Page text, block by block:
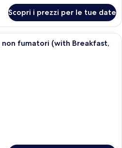
Scopri i prezzi per le tue date
Camera d'albergo con due letti, un
fumatori (with Breakfast,